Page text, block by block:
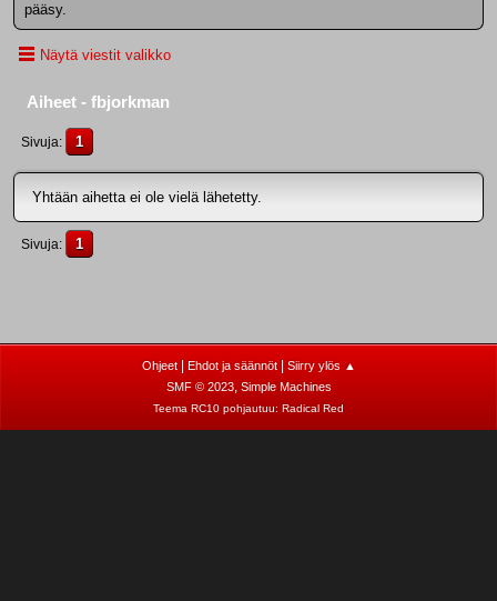
pääsy.
Näytä viestit valikko
Aiheet - fbjorkman
Sivuja 1
Yhtään aihetta ei ole vielä lähetetty.
Sivuja 1
Ohjeet| Ehdot ja säännöt|
Siirry ylös ▲
SMF © 2023, Simple Machines
Teema RC10 pohjautuu: Radical Red